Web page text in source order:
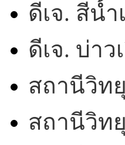
ดีเจ. สีน้ำ
ดีเจ. บ่าว
สถานีวิท
สถานีวิท